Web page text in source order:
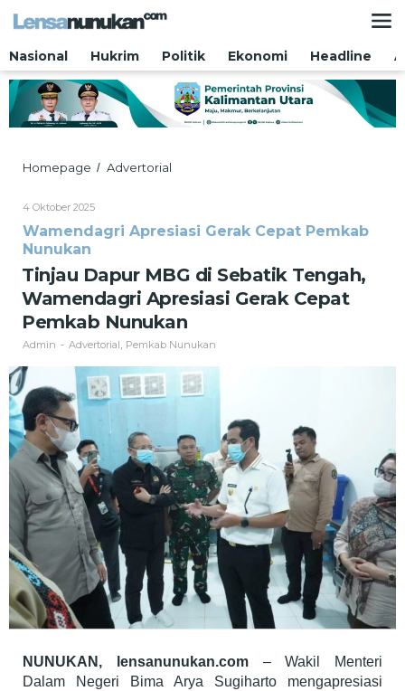
Nasional
Hukrim Politik Ekonomi Headline
Homepage / Advertorial
Sebatik
Apresiasi
Gerak
Pemkab
Nunukan
4 Oktober 2025Oleh
Wamendagri Apresiasi Gerak Cepat Pemkab
Nunukan
Tinjau Dapur MBG di Sebatik Tengah,
Wamendagri Apresiasi Gerak Cepat
Pemkab Nunukan
Admin - Advertorial Pemkab Nunukan
NUNUKAN, lensanunukan.com– Wakil Menteri
Dalam Negeri Bima Arya Sugiharto mengapresiasi